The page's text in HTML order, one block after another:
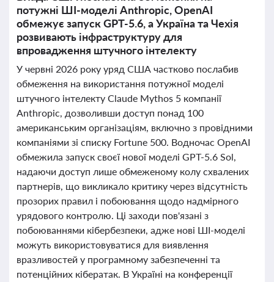
потужні ШІ-моделі Anthropic, OpenAI
обмежує запуск GPT-5.6, а Україна та Чехія
розвивають інфраструктуру для
впровадження штучного інтелекту
У червні 2026 року уряд США частково послабив
обмеження на використання потужної моделі
штучного інтелекту Claude Mythos 5 компанії
Anthropic, дозволивши доступ понад 100
американським організаціям, включно з провідними
компаніями зі списку Fortune 500. Водночас OpenAI
обмежила запуск своєї нової моделі GPT-5.6 Sol,
надаючи доступ лише обмеженому колу схвалених
партнерів, що викликало критику через відсутність
прозорих правил і побоювання щодо надмірного
урядового контролю. Ці заходи пов'язані з
побоюваннями кібербезпеки, адже нові ШІ-моделі
можуть використовуватися для виявлення
вразливостей у програмному забезпеченні та
потенційних кібератак. В Україні на конференції